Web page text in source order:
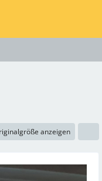
anzeigen